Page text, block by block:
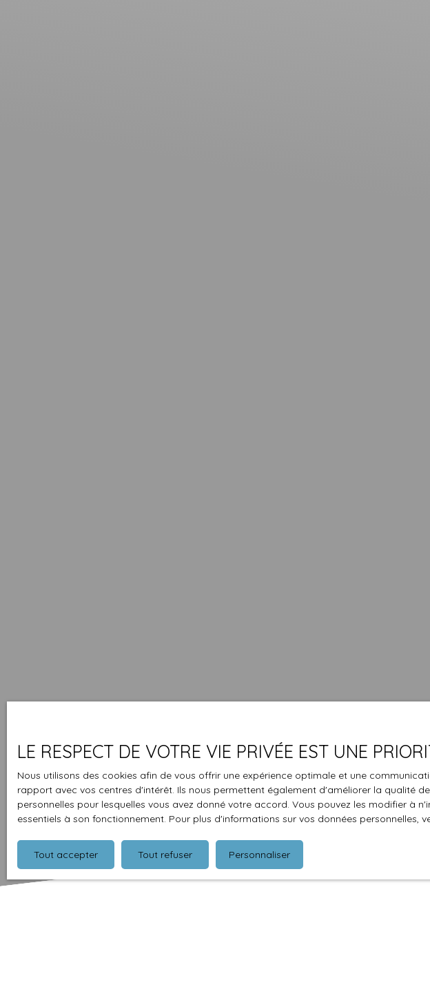
LE RESPECT DE VOTRE VIE PRIVÉE EST UNE
Nous utilisons des cookies afin de vous offrir une expérience optimale et une
rapport avec vos centres d'intérêt. Ils nous permettent également d'améliorer la qualité
personnelles pour lesquelles vous avez donné votre accord. Vous pouvez les modifier à
essentiels à son fonctionnement. Pour plus d'informations sur vos données personnelles,
Tout accepter Tout refuser Personnaliser